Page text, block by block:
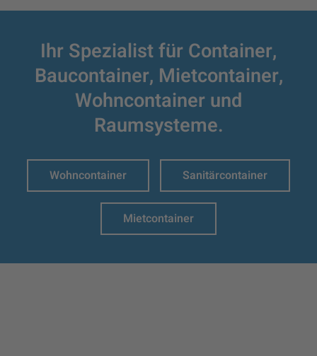
Ihr Spezialist für Container,
Baucontainer, Mietcontainer,
Wohncontainer und
Raumsysteme.
Wohncontainer Sanitärcontainer
Mietcontainer